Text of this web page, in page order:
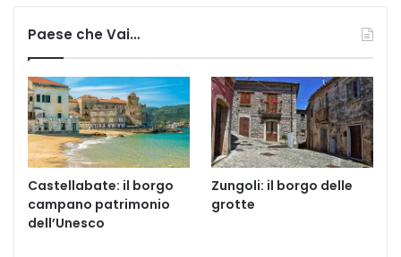
Paese che Vai…
Castellabate: il borgo
campano patrimonio
dell’Unesco
Zungoli: il borgo delle
grotte